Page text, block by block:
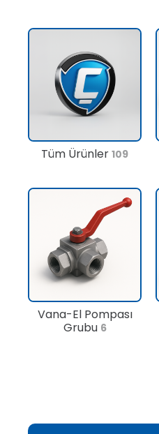
Tüm Ürünler109
Vana-El Pompası
Grubu 6